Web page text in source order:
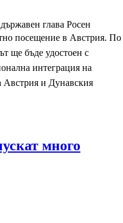
глава Росен
посещение в Австрия. По
ще бъде удостоен с
интеграция на
и Дунавския
много